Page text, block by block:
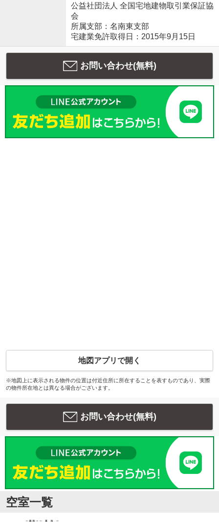
公益社団法人 全国宅地建物取引業保証協
会
所属支部：名南東支部
宅建業免許取得日：2015年9月15日
お問い合わせ(無料)
地図アプリで開く
※地図上に表示される物件の位置は付近住所に所在することを表すものであり、実際
の物件所在地とは異なる場合がございます。
お問い合わせ(無料)
空室一覧